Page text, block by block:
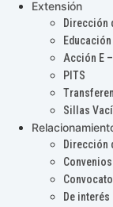
Extensión
Dirección
Acción E
PITS
Sillas
Dirección
Convenios
De interés